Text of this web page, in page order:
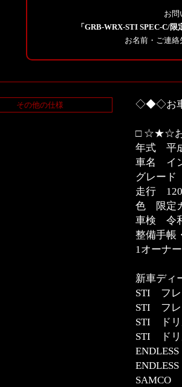
お問
「GRB-WRX-STI SPEC-C/
お名前・ご連
その他の仕様 ◇◆◇お
□ ☆★☆
年式 平
車名 イ
グレード
走行
色 限定
車検 令
整備手帳
1オーナ
新車ディ
STI フレ
STI フレ
STI ドリ
STI ドリ
SAMCO